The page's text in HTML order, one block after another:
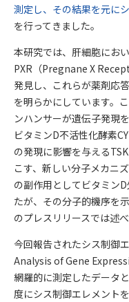
測定し、その結果を元に
を行ってきました。
本研究では、肝細胞にお
PXR（Pregnane X
発見し、これらが薬剤応
を明らかにしています。
ンハンサーが遺伝子発現
ビタミンD不活性化酵素
の発現に影響を与える
こす、新しい分子メカニ
の副作用としてビタミン
たが、その分子的機序を
のプレスリリースでは述べ
今回報告されたシス制御
Analysis of Gene
網羅的に測定したデータ
度にシス制御エレメント